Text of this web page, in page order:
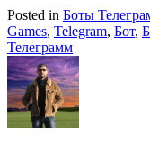
Posted in Боты
Games, Telegram, Бот,
Телеграмм